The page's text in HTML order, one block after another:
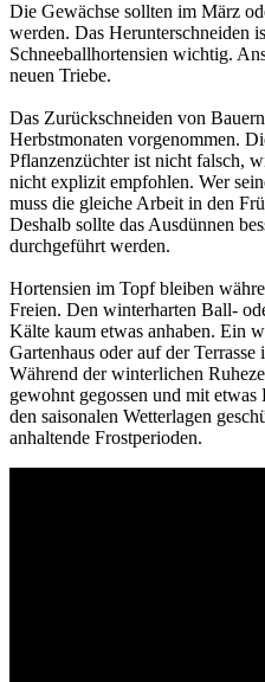
Die Gewächse sollten im März
werden. Das Herunterschneiden
Schneeballhortensien wichtig.
neuen Triebe.
Das Zurückschneiden von
Herbstmonaten vorgenommen.
Pflanzenzüchter ist nicht falsch,
nicht explizit empfohlen. Wer
muss die gleiche Arbeit in den
Deshalb sollte das Ausdünnen
durchgeführt werden.
Hortensien im Topf bleiben
Freien. Den winterharten Ball-
Kälte kaum etwas anhaben. Ein
Gartenhaus oder auf der
Während der winterlichen
gewohnt gegossen und mit
den saisonalen Wetterlagen
anhaltende Frostperioden.